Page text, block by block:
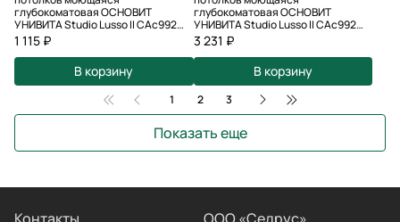
глубокоматовая ОСНОВИТ
УНИВИТА Studio Lusso II САс992
СМ3 Цвет светло-коричневый (0,9
л) (103137)
1 115 ₽
В корзину
глубокоматовая ОСНОВИТ
УНИВИТА Studio Lusso II САс992
СМ3 Цвет светло-коричневый (2,7
л) (103136)
3 231 ₽
В корзину
1 2 3
Показать еще